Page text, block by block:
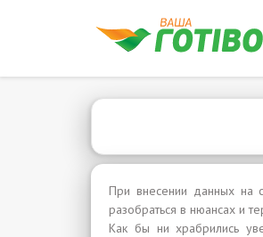
При внесении данных на
разобраться в нюансах и
Как бы ни храбрились